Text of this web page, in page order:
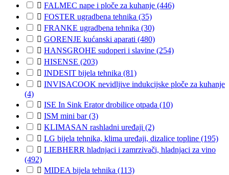
 FALMEC nape i ploče za kuhanje (446)
 FOSTER ugradbena tehnika (35)
 FRANKE ugradbena tehnika (30)
 GORENJE kućanski aparati (480)
 HANSGROHE sudoperi i slavine (254)
 HISENSE (203)
 INDESIT bijela tehnika (81)
 INVISACOOK nevidljive indukcijske ploče za kuhanje
(4)
 ISE In Sink Erator drobilice otpada (10)
 ISM mini bar(3)
 KLIMASAN rashladni uređaji (2)
 LG bijela tehnika, klima uređaji, dizalice topline (195)
 LIEBHERR hladnjaci i zamrzivači, hladnjaci za vino
(492)
 MIDEA bijela tehnika (113)